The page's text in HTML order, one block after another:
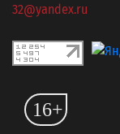
32@yandex.ru
16+